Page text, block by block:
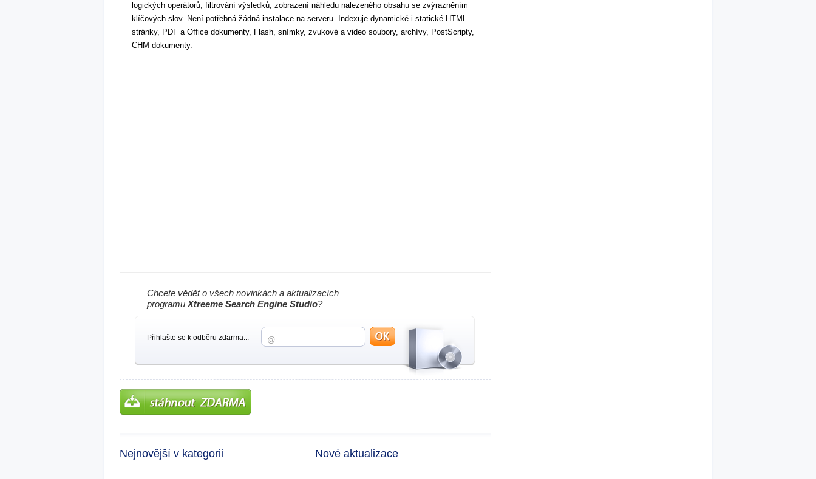
logických operátorů, filtrování výsledků, zobrazení náhledu nalezeného obsahu se zvýrazněním
klíčových slov. Není potřebná žádná instalace na serveru. Indexuje dynamické i statické HTML
stránky, PDF a Office dokumenty, Flash, snímky, zvukové a video soubory, archívy, PostScripty,
CHM dokumenty.
Chcete vědět o všech novinkách a aktualizacích
programu Xtreeme Search Engine Studio?
Přihlašte se k odběru zdarma...
Nejnovější v kategorii Nové aktualizace